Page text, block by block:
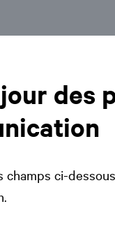
des
champs ci-